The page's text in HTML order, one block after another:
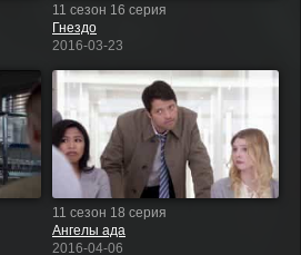
11 сезон 16 серия
Гнездо
2016-03-23
11 сезон 18 серия
Ангелы ада
2016-04-06